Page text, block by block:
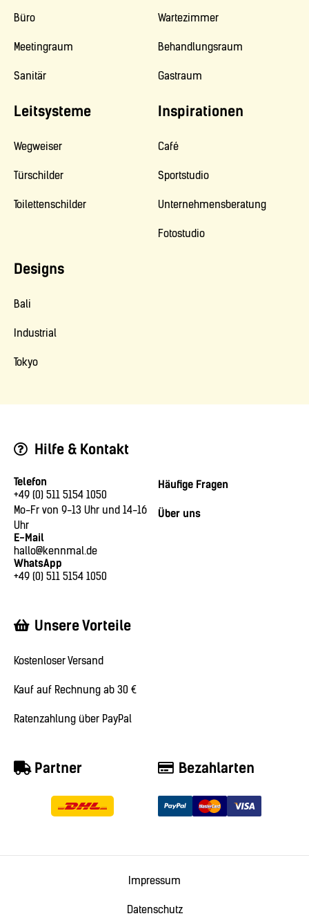
Leitsysteme
Designs
Inspirationen
Büro
Meetingraum
Sanitär
Wartezimmer
Behandlungsraum
Gastraum
Wegweiser
Türschilder
Toilettenschilder
Bali
Industrial
Tokyo
Café
Sportstudio
Unternehmensberatung
Fotostudio
Hilfe & Kontakt
Unsere Vorteile
Bezahlarten
Partner
Telefon
+49 (0) 511 5154 1050
Mo-Fr von 9-13 Uhr und 14-16
Uhr
E-Mail
hallo@kennmal.de
WhatsApp
+49 (0) 511 5154 1050
Häufige Fragen
Über uns
Kostenloser Versand
Kauf auf Rechnung ab 30 €
Ratenzahlung über PayPal
Impressum
Datenschutz